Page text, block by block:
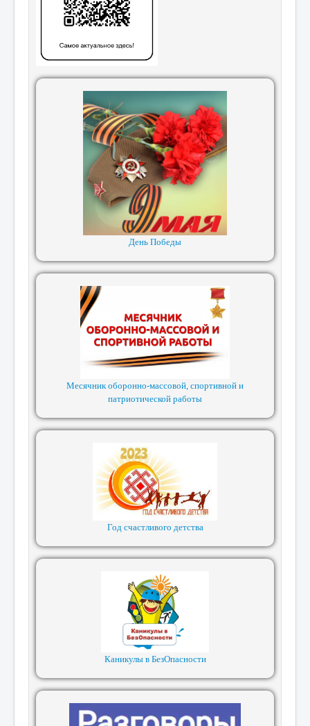
День Победы
Месячник оборонно-массовой, спортивной и
патриотической работы
Год счастливого детства
Каникулы в БезОпасности